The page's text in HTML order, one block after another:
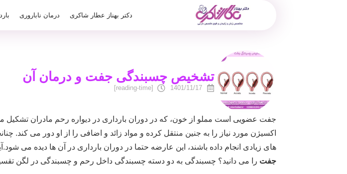
دکتر بهناز عطار شاکری درمان ناباروری
تشخیص چسبندگی جفت و درمان آن
1401/11/17
[reading-time]
جفت عضویی است مملو از خون، که در دوران بارداری در دیواره رحم مادران تشکیل
اکسیژن مورد نیاز را به جنین منتقل کرده و مواد زائد و اضافی را از او دور می کند.
های زیادی انجام داده باشند، این عارضه حتما در دوران بارداری در آن ها دیده می
جفت را می دانید؟ چسبندگی به دو دسته چسبندگی داخل رحم و چسبندگی در لگن